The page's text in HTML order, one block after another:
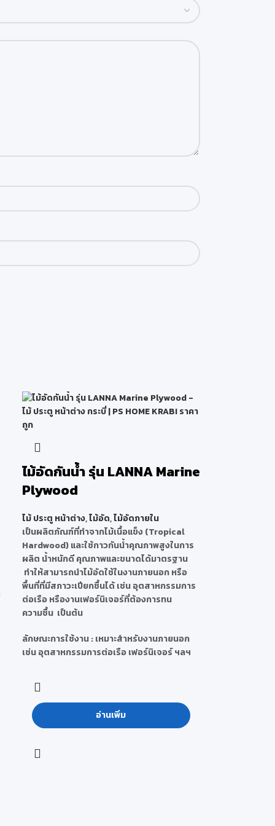
ไม้อัดกันน้ำ รุ่น LANNA Marine
Plywood
ไม้ ประตู หน้าต่าง,ไม้อัด,ไม้อัดภายใน
เป็นผลิตภัณฑ์ที่ทำจากไม้เนื้อแข็ง (Tropical
Hardwood) และใช้กาวกันน้ำคุณภาพสูงในการ
ผลิต น้ำหนักดี คุณภาพและขนาดได้มาตรฐาน
ทำให้สามารถนำไม้อัดใช้ในงานภายนอก หรือ
พื้นที่ที่มีสภาวะเปียกชื้นได้ เช่น อุตสาหกรรมการ
ต่อเรือ หรืองานเฟอร์นิเจอร์ที่ต้องการทน
ความชื้น เป็นต้น
ลักษณะการใช้งาน : เหมาะสำหรับงานภายนอก
เช่น อุตสาหกรรมการต่อเรือ เฟอร์นิเจอร์ ฯลฯ
อ่านเพิ่ม